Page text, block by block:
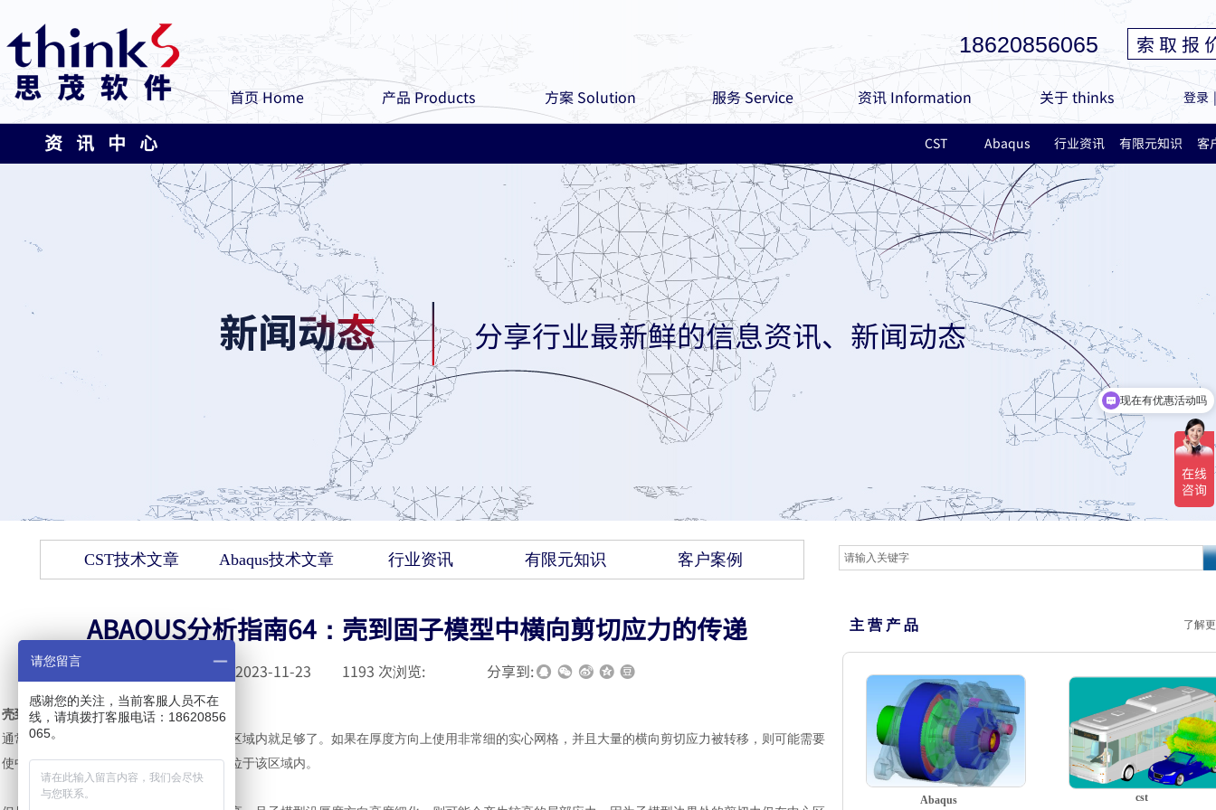
18620856065
登录 |
索 取 报
首页 Home 产品 Products 方案 Solution 服务 Service 资讯 Information 关于 thinks
分享行业最新鲜的信息资讯、新闻动态
资 讯 中 心 CST Abaqus 行业资讯 有限元知识 客
CST技术文章 Abaqus技术文章 行业资讯 有限元知识 客户案例
ABAQUS分析指南64：壳到固子模型中横向剪切应力的传递
2023-11-23 1193 次浏览: 分享到:
壳到
固子模型中横向剪切应力的传递
通常最接近壳参考表面的节点层位于中心区域内就足够了。如果在厚度方向上使用非常细的实心网格，并且大量的横向剪切应力被转移，则可能需要
使中心区域的尺寸足够大，以使多层节点位于该区域内。
主 营 产 品 了解
cst
Abaqus
现在有优惠活动吗
请您留言
感谢您的关注，当前客服人员不在
线，请填拨打客服电话：18620856
065。